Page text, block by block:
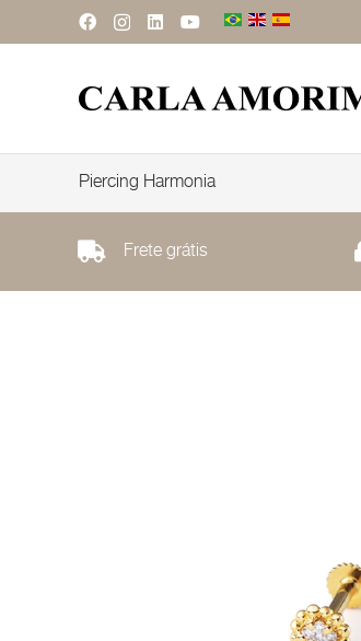
Piercing Harmonia
Frete grátis